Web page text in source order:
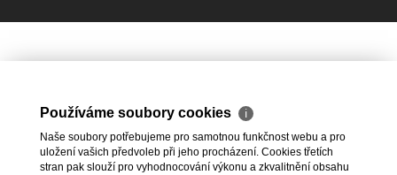
Používáme soubory cookies ℹ
Naše soubory potřebujeme pro samotnou funkčnost webu a pro
uložení vašich předvoleb při jeho procházení. Cookies třetích
stran pak slouží pro vyhodnocování výkonu a zkvalitnění obsahu